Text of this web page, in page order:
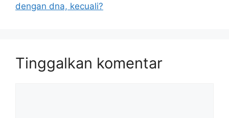
dengan dna, kecuali?
Tinggalkan komentar